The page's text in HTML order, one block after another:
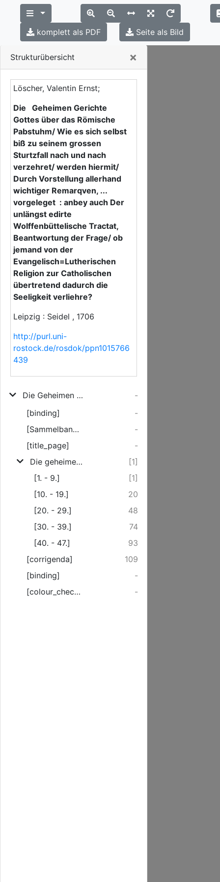
Strukturübersicht ×
Löscher, Valentin Ernst;
Die Geheimen Gerichte
Gottes über das Römische
Pabstuhm/ Wie es sich selbst
biß zu seinem grossen
Sturtzfall nach und nach
verzehret/ werden hiermit/
Durch Vorstellung allerhand
wichtiger Remarqven, ...
vorgeleget : anbey auch Der
unlängst edirte
Wolffenbüttelische Tractat,
Beantwortung der Frage/ ob
jemand von der
Evangelisch=Lutherischen
Religion zur Catholischen
übertretend dadurch die
Seeligkeit verliehre?
Leipzig : Seidel , 1706
http://purl.uni-
rostock.de/rosdok/ppn1015766
439
Die Geheimen Gerichte Gottes über das Römische Pabstuhm/ Wie es sich selbst biß zu seinem grossen Sturtzfall nach und nach verzehret/ werden hiermit/ Durch Vorstellung allerhand wichtiger Remarqven, ... vorgeleget
-
[binding]
-
[Sammelbandregister]
-
[title_page]
-
Die geheimen Gerichte Gottes über das Römische Pabstuhm.
[1]
[1. - 9.]
[1]
[10. - 19.]
20
[20. - 29.]
48
[30. - 39.]
74
[40. - 47.]
93
[corrigenda]
109
[binding]
-
[colour_checker]
-
komplett als PDF Seite als Bild